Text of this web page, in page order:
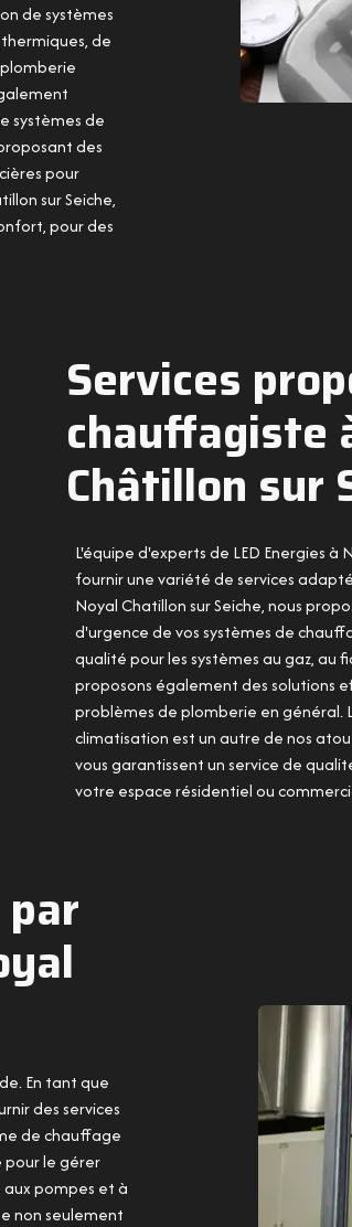
de systèmes
de
systèmes de
des
pour
sur Seiche,
pour des
Services
chauffagiste
Châtillon sur
L'équipe d'experts de LED Energies à
fournir une variété de services
Noyal Chatillon sur Seiche, nous
d'urgence de vos systèmes de
qualité pour les systèmes au gaz, au
proposons également des solutions
problèmes de plomberie en général.
climatisation est un autre de nos
vous garantissent un service de
votre espace résidentiel ou
En tant que
des services
de chauffage
pour le gérer
aux pompes et à
non seulement